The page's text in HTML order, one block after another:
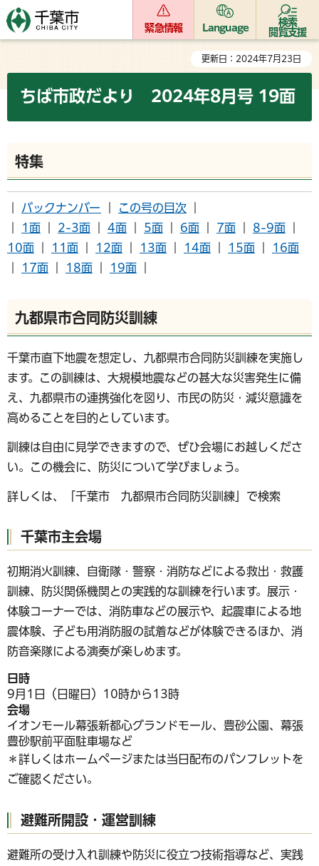
緊急情報 Language
検索
閲覧支援
更新日：2024年7月23日
ちば市政だより 2024年8月号 19面
特集
バックナンバー この号の目次
1面 2-3面 4面 5面 6面 7面 8-9面
10面
11面 12面 13面 14面 15面
16面
17面 18面 19面
九都県市合同防災訓練
千葉市直下地震を想定し、九都県市合同防災訓練を実施し
ます。この訓練は、大規模地震などの甚大な災害発生に備
え、九都県市の連携強化を図り、市民の防災・減災意識を
高めることを目的としています。
訓練は自由に見学できますので、ぜひ会場にお越しくださ
い。この機会に、防災について学びましょう。
詳しくは、「千葉市 九都県市合同防災訓練」で検索
千葉市主会場
初期消火訓練、自衛隊・警察・消防などによる救出・救護
訓練、防災関係機関との実践的な訓練を行います。展示・
体験コーナーでは、消防車などの展示や、起震車による地
震体験、子ども用消防服の試着などが体験できるほか、消
防音楽隊による演奏が楽しめます。
日時
9月1日（日曜日）10時から13時
会場
イオンモール幕張新都心グランドモール、豊砂公園、幕張
豊砂駅前平面駐車場など
＊詳しくはホームページまたは当日配布のパンフレットを
ご確認ください。
避難所開設・運営訓練
避難所の受け入れ訓練や防災に役立つ技術指導など、実践